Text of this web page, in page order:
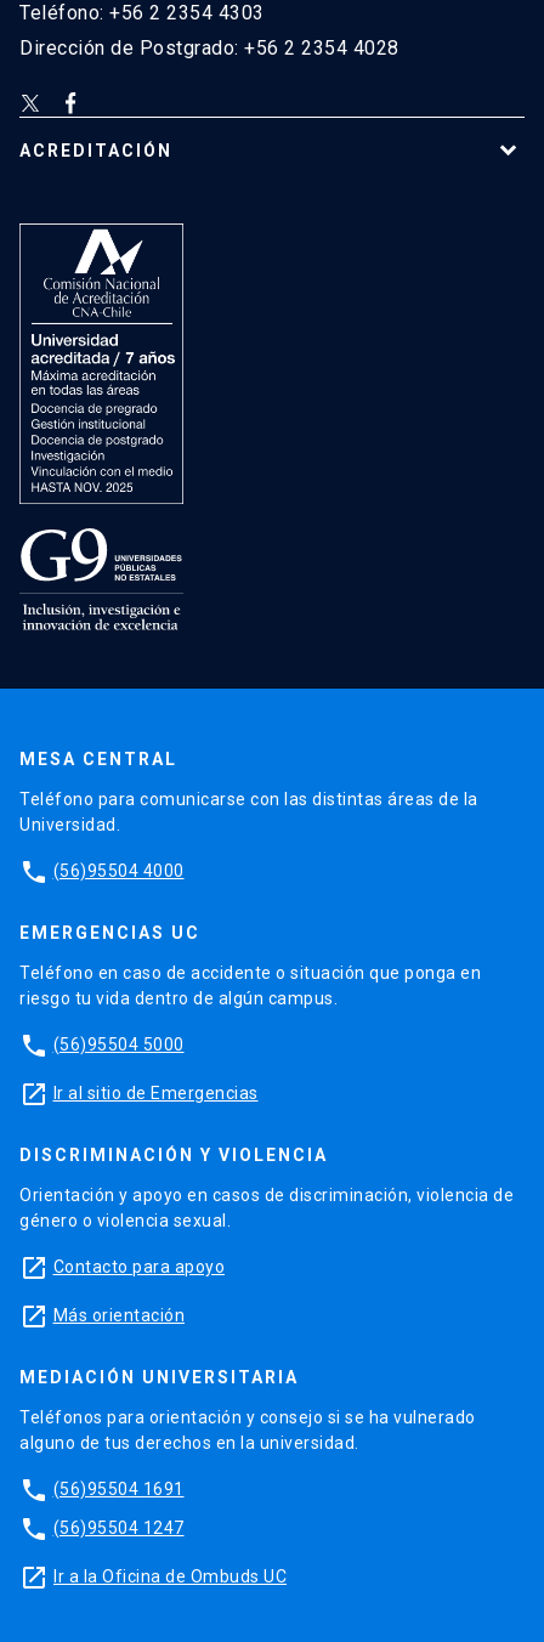
Teléfono: +56 2 2354 4303
Dirección de Postgrado: +56 2 2354 4028
ACREDITACIÓN
MESA CENTRAL
Teléfono para comunicarse con las distintas áreas de la
Universidad.
phone (56)95504 4000
EMERGENCIAS UC
Teléfono en caso de accidente o situación que ponga en
riesgo tu vida dentro de algún campus.
phone (56)95504 5000
launch Ir al sitio de Emergencias
DISCRIMINACIÓN Y VIOLENCIA
Orientación y apoyo en casos de discriminación, violencia de
género o violencia sexual.
launch Contacto para apoyo
launch Más orientación
MEDIACIÓN UNIVERSITARIA
Teléfonos para orientación y consejo si se ha vulnerado
alguno de tus derechos en la universidad.
phone (56)95504 1691
phone (56)95504 1247
launch Ir a la Oficina de Ombuds UC